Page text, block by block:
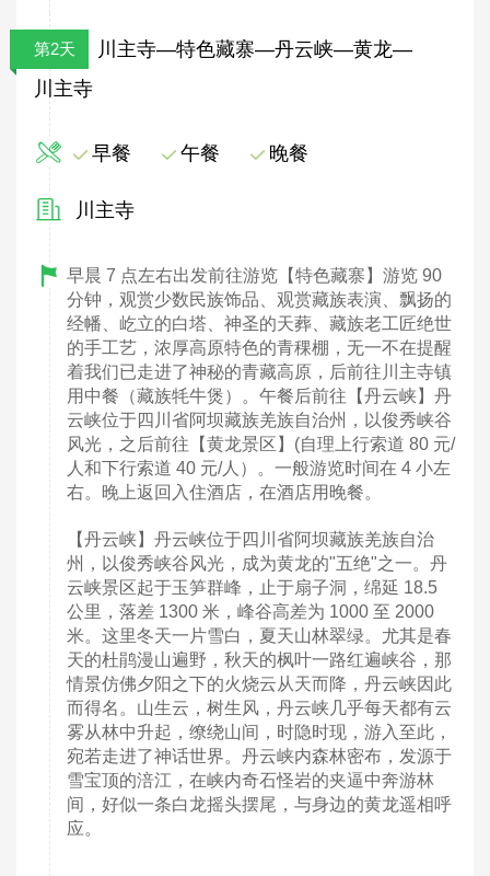
第2天
川主寺—特色藏寨—丹云峡—黄龙—
川主寺
早餐 午餐 晚餐
川主寺
早晨 7 点左右出发前往游览【特色藏寨】游览 90
分钟，观赏少数民族饰品、观赏藏族表演、飘扬的
经幡、屹立的白塔、神圣的天葬、藏族老工匠绝世
的手工艺，浓厚高原特色的青稞棚，无一不在提醒
着我们已走进了神秘的青藏高原，后前往川主寺镇
用中餐（藏族牦牛煲）。午餐后前往【丹云峡】丹
云峡位于四川省阿坝藏族羌族自治州，以俊秀峡谷
风光，之后前往【黄龙景区】(自理上行索道 80 元/
人和下行索道 40 元/人）。一般游览时间在 4 小左
右。晚上返回入住酒店，在酒店用晚餐。
【丹云峡】丹云峡位于四川省阿坝藏族羌族自治
州，以俊秀峡谷风光，成为黄龙的"五绝"之一。丹
云峡景区起于玉笋群峰，止于扇子洞，绵延 18.5
公里，落差 1300 米，峰谷高差为 1000 至 2000
米。这里冬天一片雪白，夏天山林翠绿。尤其是春
天的杜鹃漫山遍野，秋天的枫叶一路红遍峡谷，那
情景仿佛夕阳之下的火烧云从天而降，丹云峡因此
而得名。山生云，树生风，丹云峡几乎每天都有云
雾从林中升起，缭绕山间，时隐时现，游入至此，
宛若走进了神话世界。丹云峡内森林密布，发源于
雪宝顶的涪江，在峡内奇石怪岩的夹逼中奔游林
间，好似一条白龙摇头摆尾，与身边的黄龙遥相呼
应。